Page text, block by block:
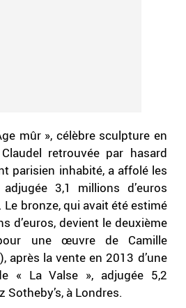
mûr », célèbre sculpture en
retrouvée par hasard
parisien inhabité, a affolé les
3,1 millions d’euros
Le bronze, qui avait été estimé
d’euros, devient le deuxième
une œuvre de Camille
après la vente en 2013 d’une
« La Valse », adjugée 5,2
Sotheby’s, à Londres.